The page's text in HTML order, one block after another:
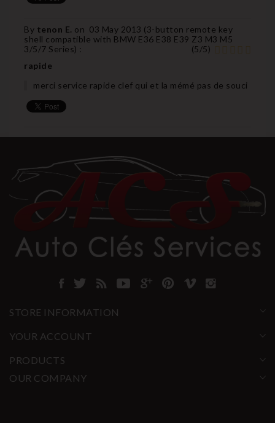
By tenon E. on 03 May 2013 (3-button remote key
shell compatible with BMW E36 E38 E39 Z3 M3 M5
3/5/7 Series) : (5/5)
rapide
merci service rapide clef qui et la mémé pas de souci
STORE INFORMATION
YOUR ACCOUNT
PRODUCTS
OUR COMPANY